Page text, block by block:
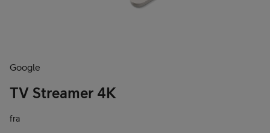
Google
TV Streamer 4K
fra